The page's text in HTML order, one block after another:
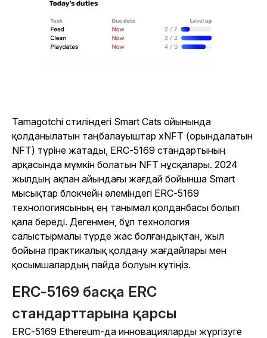
Tamagotchi стиліндегі Smart Cats ойынында
қолданылатын таңбалауыштар xNFT (орындалатын
NFT) түріне жатады, ERC-5169 стандартының
арқасында мүмкін болатын NFT нұсқалары. 2024
жылдың ақпан айындағы жағдай бойынша Smart
мысықтар блокчейн әлеміндегі ERC-5169
технологиясының ең танымал қолданбасы болып
қала береді. Дегенмен, бұл технология
салыстырмалы түрде жас болғандықтан, жыл
бойына практикалық қолдану жағдайлары мен
қосымшалардың пайда болуын күтіңіз.
ERC-5169 басқа ERC
стандарттарына қарсы
ERC-5169 Ethereum-да инновацияларды жүргізуге